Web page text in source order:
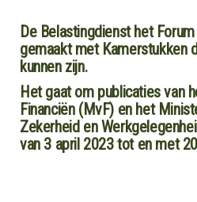
De Belastingdienst het
gemaakt met Kamerstukken
kunnen zijn.
Het gaat om publicaties van
Financiën (MvF) en het
Zekerheid en
van 3 april 2023 tot en met